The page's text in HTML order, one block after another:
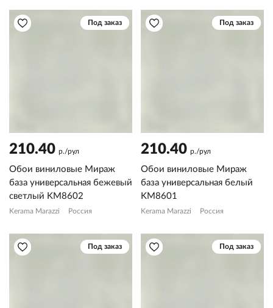
Под заказ
210.40 р./рул
Обои виниловые Мираж
база универсальная бежевый
светлый KM8602
Kerama Marazzi Россия
Под заказ
210.40 р./рул
Обои виниловые Мираж
база универсальная белый
KM8601
Kerama Marazzi Россия
Под заказ Под заказ